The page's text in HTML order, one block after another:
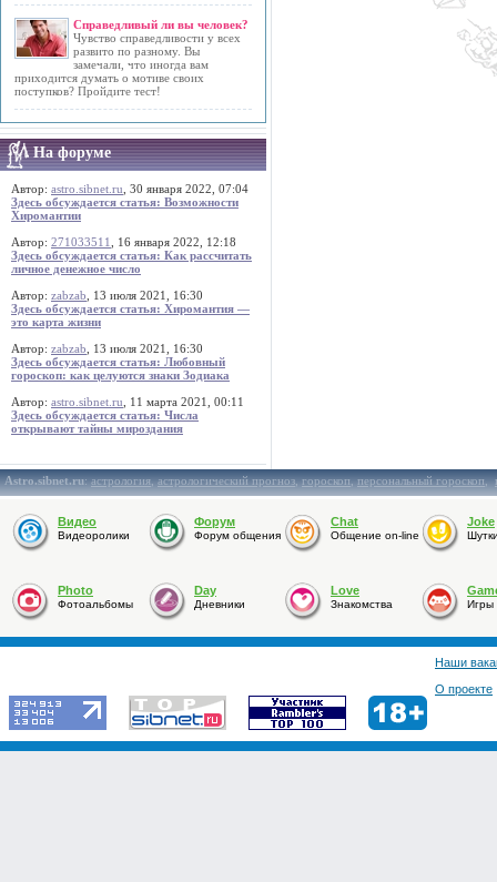
Справедливый ли вы человек?
Чувство справедливости у всех
развито по разному. Вы
замечали, что иногда вам
приходится думать о мотиве своих
поступков? Пройдите тест!
На форуме
Автор: astro.sibnet.ru , 30 января 2022, 07:04
Здесь обсуждается статья: Возможности
Хиромантии
Автор: 271033511
, 16 января 2022, 12:18
Здесь обсуждается статья: Как рассчитать
личное денежное число
Автор: zabzab , 13 июля 2021, 16:30
Здесь обсуждается статья: Хиромантия —
это карта жизни
Автор: zabzab , 13 июля 2021, 16:30
Здесь обсуждается статья: Любовный
гороскоп: как целуются знаки Зодиака
Автор: astro.sibnet.ru , 11 марта 2021, 00:11
Здесь обсуждается статья: Числа
открывают тайны мироздания
Astro.sibnet.ru:астрология,астрологический прогноз,гороскоп,персональный гороскоп,
Видео
Видеоролики
Форум
Форум общения
Chat
Общение on-line
Joke
Photo
Фотоальбомы
Day
Дневники
Love
Знакомства Игры
Наши
О проекте